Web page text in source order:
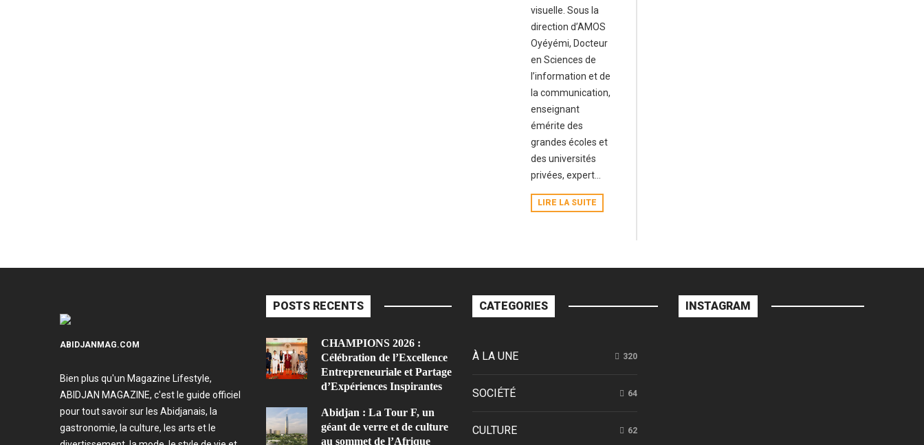
visuelle. Sous la
direction d’AMOS
Oyéyémi, Docteur
en Sciences de
l’information et de
la communication,
enseignant
émérite des
grandes écoles et
des universités
privées, expert...
LIRE LA SUITE
ABIDJANMAG.COM
Bien plus qu'un Magazine Lifestyle,
ABIDJAN MAGAZINE, c'est le guide officiel
pour tout savoir sur les Abidjanais, la
gastronomie, la culture, les arts et le
POSTS RECENTS
CHAMPIONS 2026 :
Célébration de l’Excellence
Entrepreneuriale et Partage
d’Expériences Inspirantes
Abidjan : La Tour F, un
géant de verre et de culture
au sommet de l’Afrique
CATEGORIES
À LA UNE 320
SOCIÉTÉ 64
CULTURE 62
INSTAGRAM